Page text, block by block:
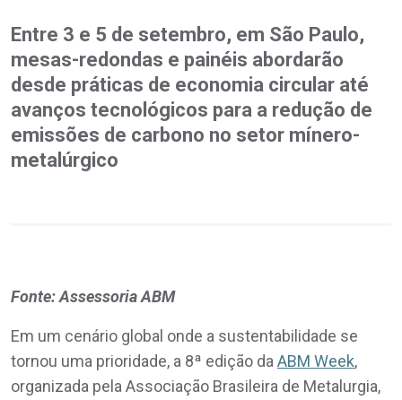
Entre 3 e 5 de setembro, em São Paulo,
mesas-redondas e painéis abordarão
desde práticas de economia circular até
avanços tecnológicos para a redução de
emissões de carbono no setor mínero-
metalúrgico
Fonte: Assessoria ABM
Em um cenário global onde a sustentabilidade se
tornou uma prioridade, a 8ª edição da ABM Week,
organizada pela Associação Brasileira de Metalurgia,